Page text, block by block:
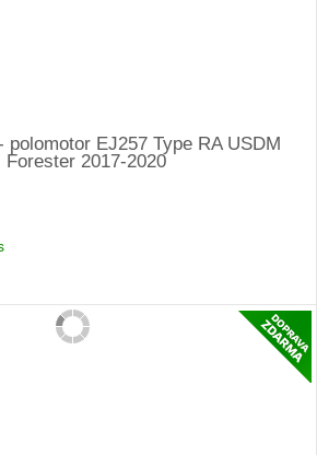
polomotor EJ257 Type RA USDM
2017-2020